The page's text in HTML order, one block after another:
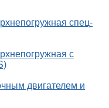
спец-
с
двигателем и